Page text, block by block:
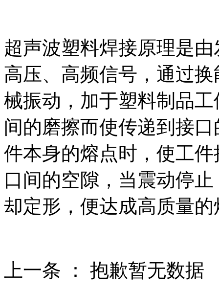
超声波塑料焊接原理是
高压、高频信号，通过
械振动，加于塑料制品
间的磨擦而使传递到接
件本身的熔点时，使工
口间的空隙，当震动停
却定形，便达成高质量
上一条 ： 抱歉暂无数据